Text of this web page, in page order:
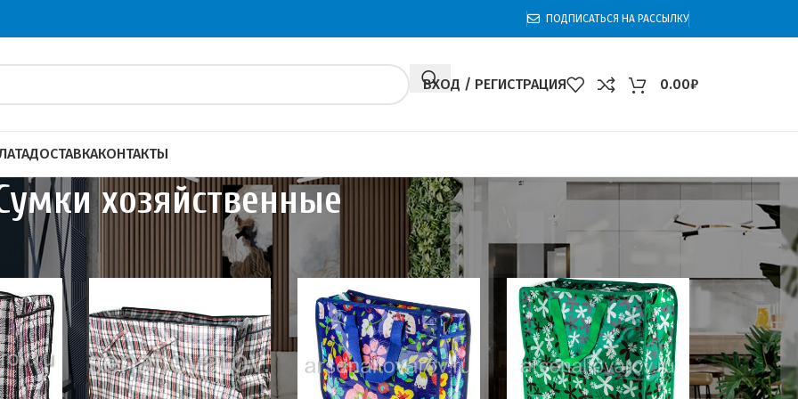
ПОДПИСАТЬСЯ НА РАССЫЛКУ
ВХОД / РЕГИСТРАЦИЯ 0.00₽
ДОСТАВКАКОНТАКТЫ
хозяйственные
Сумки хозяйственные 60